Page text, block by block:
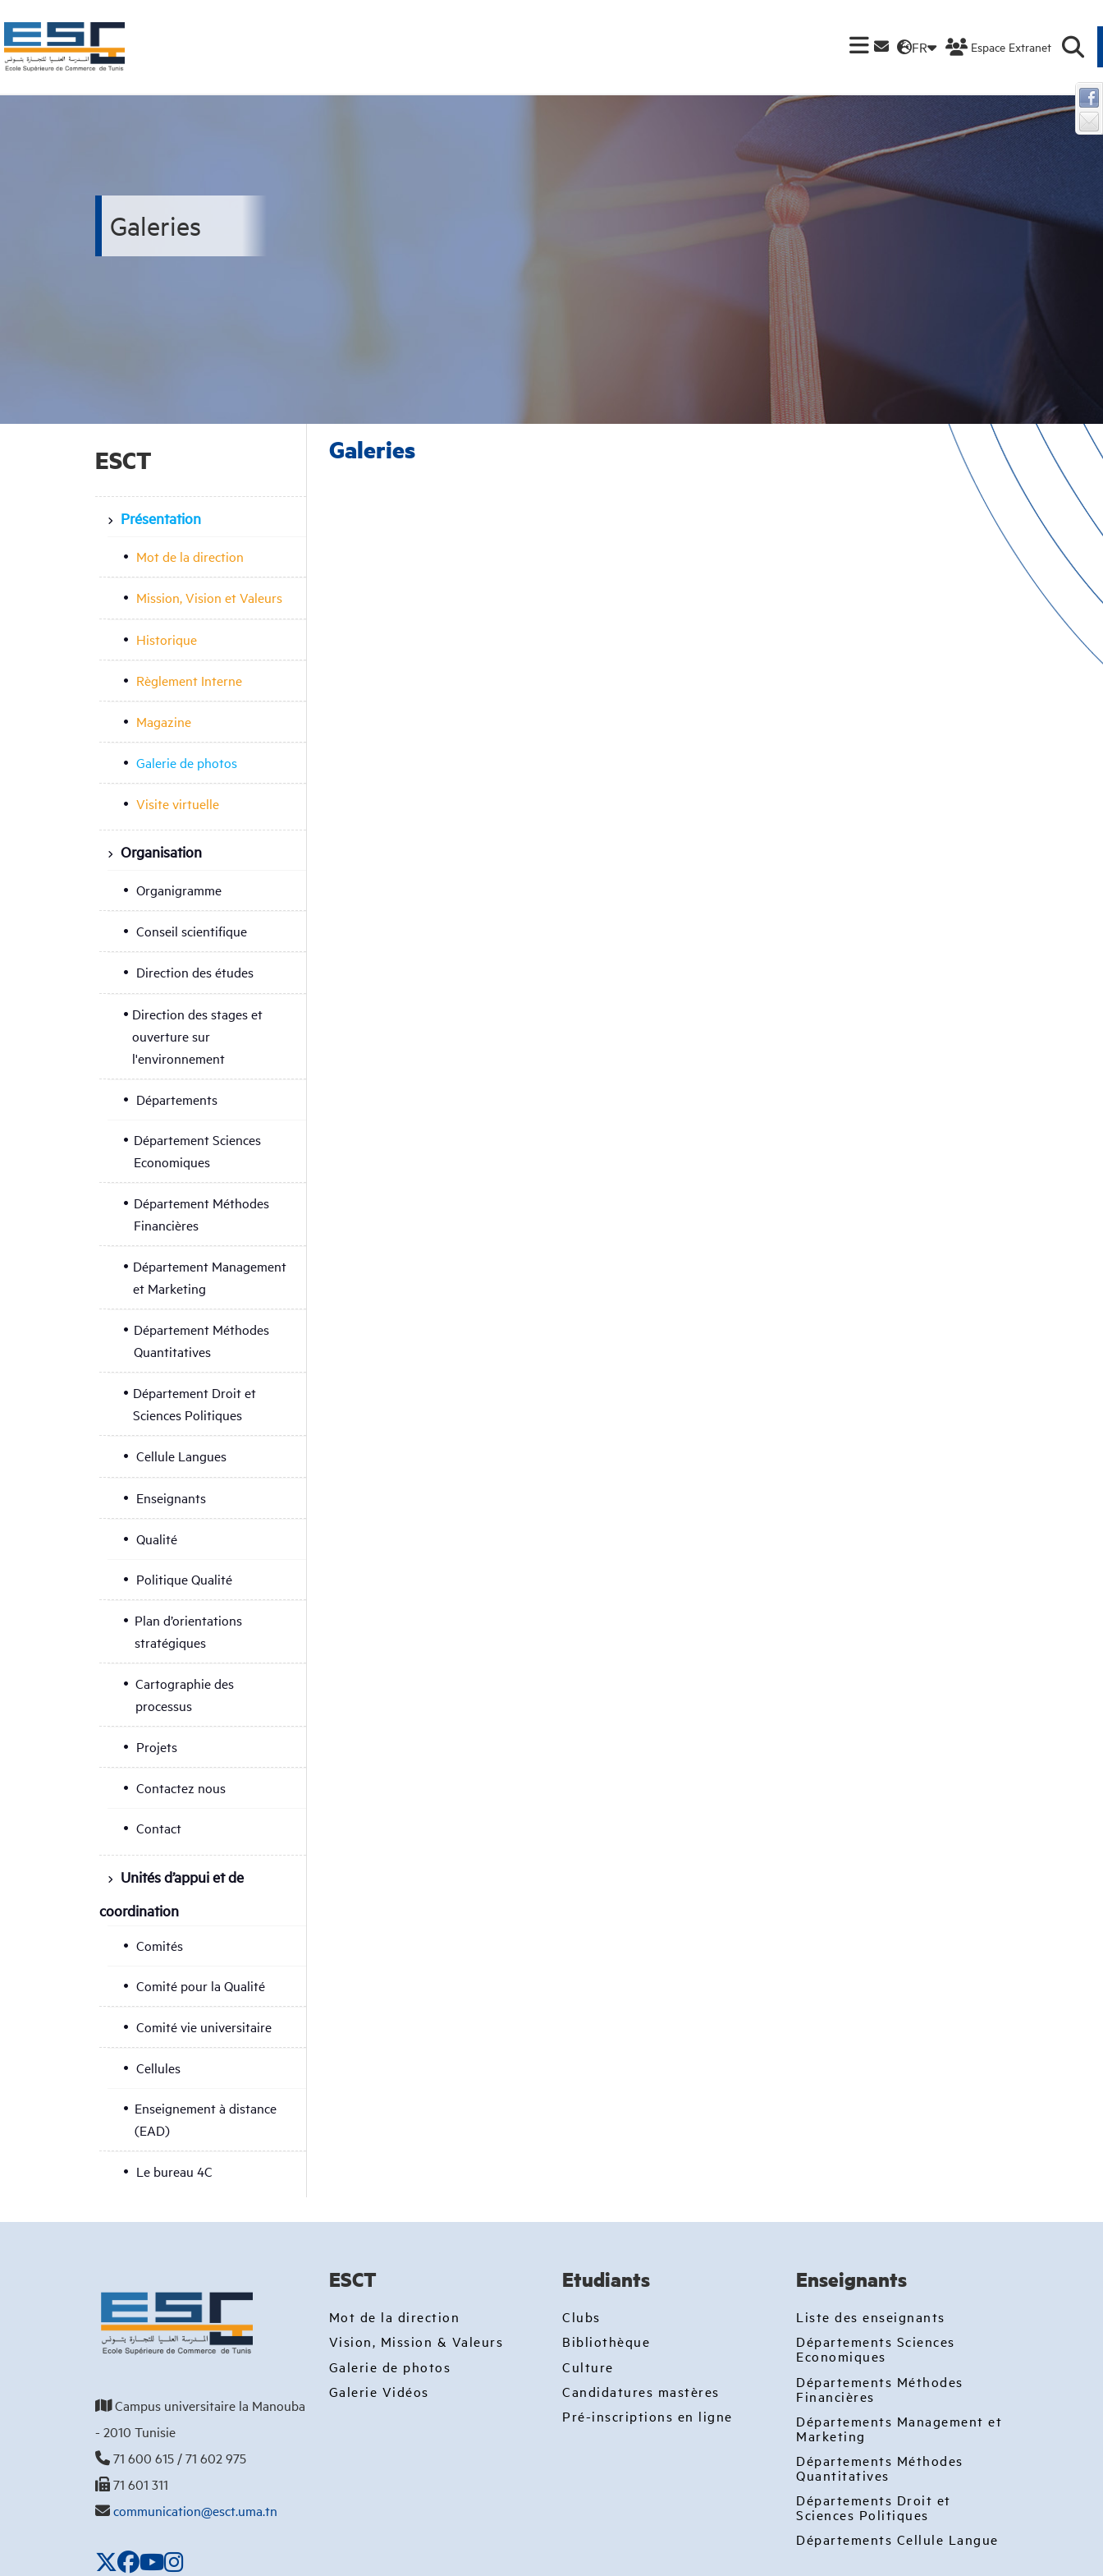
FR Espace Extranet
Galeries
ESCT
Présentation
Mot de la direction
Mission, Vision et Valeurs
Historique
Règlement Interne
Magazine
Galerie de photos
Visite virtuelle
Organisation
Organigramme
Conseil scientifique
Direction des études
Direction des stages et
ouverture sur
l'environnement
Départements
Département Sciences
Economiques
Département Méthodes
Financières
Département Management
et Marketing
Département Méthodes
Quantitatives
Département Droit et
Sciences Politiques
Cellule Langues
Enseignants
Qualité
Politique Qualité
Plan d’orientations
stratégiques
Cartographie des
processus
Projets
Contactez nous
Contact
Unités d’appui et de
coordination
Comités
Comité pour la Qualité
Comité vie universitaire
Cellules
Enseignement à distance
(EAD)
Le bureau 4C
Galeries
Campus universitaire la Manouba
- 2010 Tunisie
71 600 615 / 71 602 975
71 601 311
communication@esct.uma.tn
ESCT
Mot de la direction
Vision, Mission & Valeurs
Galerie de photos
Galerie Vidéos
Etudiants
Clubs
Bibliothèque
Culture
Candidatures mastères
Pré-inscriptions en ligne
Enseignants
Liste des enseignants
Départements Sciences
Economiques
Départements Méthodes
Financières
Départements Management et
Marketing
Départements Méthodes
Quantitatives
Départements Droit et
Sciences Politiques
Départements Cellule Langue